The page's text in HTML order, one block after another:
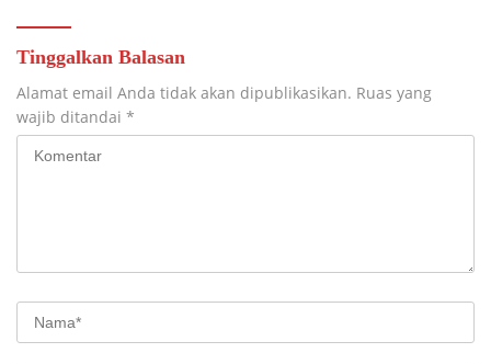
Tinggalkan Balasan
Alamat email Anda tidak akan dipublikasikan. Ruas yang
wajib ditandai *